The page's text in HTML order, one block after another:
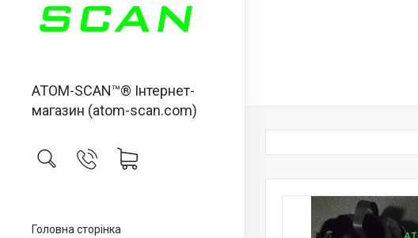
ATOM-SCAN™® Інтернет-
магазин (atom-scan.com)
Головна сторінка